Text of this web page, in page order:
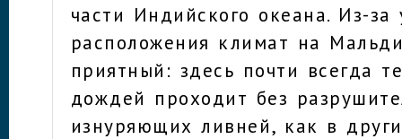
части Индийского океана. Из-за
расположения климат на
приятный: здесь почти всегда
дождей проходит без
изнуряющих ливней, как в